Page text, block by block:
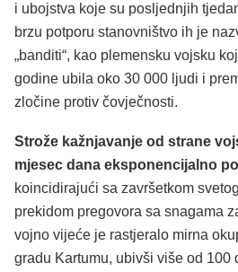
i ubojstva koje su posljednjih
brzu potporu stanovništvo ih je
„banditi“, kao plemensku vojsku
godine ubila oko 30 000 ljudi i
zločine protiv čovječnosti.
Strože kažnjavanje od strane
mjesec dana eksponencijalno
koincidirajući sa završetkom
prekidom pregovora sa snagama
vojno vijeće je rastjeralo mirna
gradu Kartumu, ubivši više od 100